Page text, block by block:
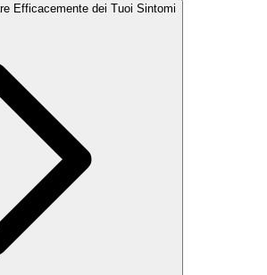
Efficacemente dei Tuoi Sintomi